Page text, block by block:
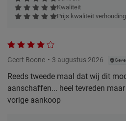
Kwaliteit
Prijs kwaliteit verhouding
Geert Boone 3 augustus 2026
Reeds tweede maal dat wij dit
aanschaffen... heel tevreden
vorige aankoop